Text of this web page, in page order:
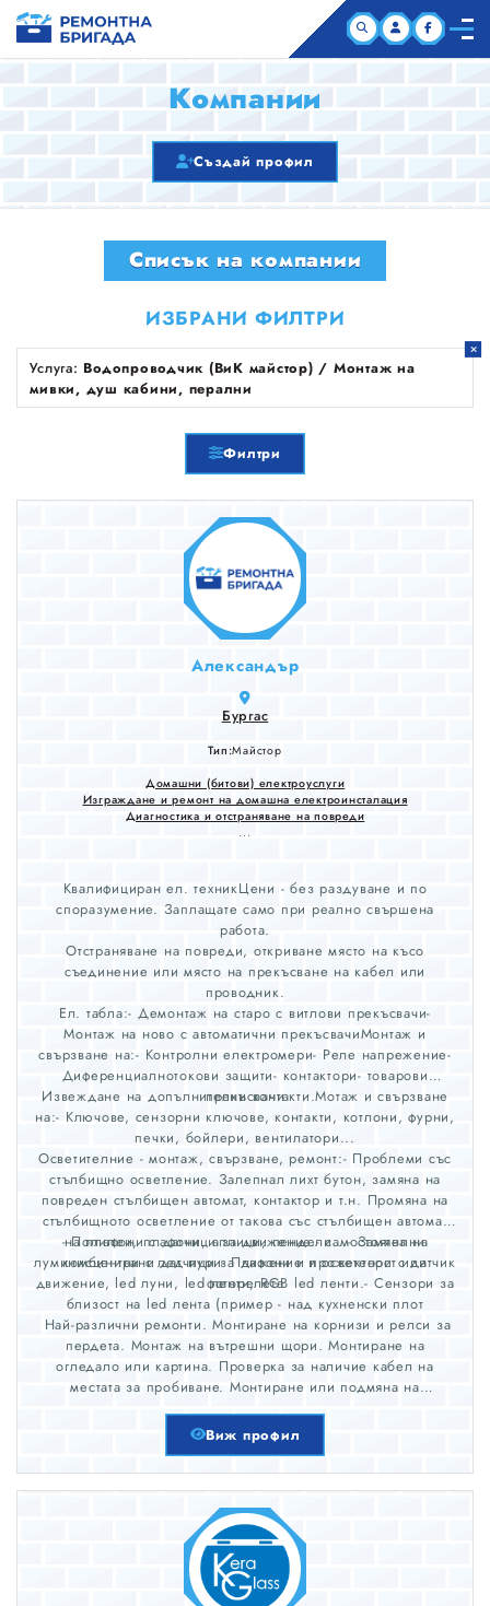
КОМПАНИИ
ЗА НАС
Компании
Създай профил
Списък на компании
ИЗБРАНИ ФИЛТРИ
Услуга: Водопроводчик (ВиК майстор) / Монтаж на
мивки, душ кабини, перални
Филтри
Александър
Бургас
Тип:Майстор
Домашни (битови) електроуслуги
Изграждане и ремонт на домашна електроинсталация
Диагностика и отстраняване на повреди
...
Квалифициран ел. техникЦени - без раздуване и по
споразумение. Заплащате само при реално свършена
работа.
Отстраняване на повреди, откриване място на късо
съединение или място на прекъсване на кабел или
проводник.
Ел. табла:- Демонтаж на старо с витлови прекъсвачи-
Монтаж на ново с автоматични прекъсвачиМонтаж и
свързване на:- Контролни електромери- Реле напрежение-
Диференциалнотокови защити- контактори- товарови
прекъсвачи
Извеждане на допълнителни контакти.Мотаж и свързване
на:- Ключове, сензорни ключове, контакти, котлони, фурни,
печки, бойлери, вентилатори...
Осветителние - монтаж, свързване, ремонт:- Проблеми със
стълбищно осветление. Залепнал лихт бутон, замяна на
повреден стълбищен автомат, контактор и т.н. Промяна на
стълбищното осветление от такова със стълбищен автомат
на плафони с датчици за движение.- самостоятелни
комбинирани датчици за дижение и осветеност или
фоторелета
- Полилеи, плафони, аплици, пендели...- Замяна на
луминисцентни с лед пури- Плафони и прожектори с датчик
движение, led луни, led ленти, RGB led ленти.- Сензори за
близост на led лента (пример - над кухненски плот
Най-различни ремонти. Монтиране на корнизи и релси за
пердета. Монтаж на вътрешни щори. Монтиране на
огледало или картина. Проверка за наличие кабел на
местата за пробиване. Монтиране или подмяна на
Свързване на пералня. Монтиране на простор за прането
на терасата. Сглобяване столове, маси, легла, шкафчета и
други мебели. Монтиране на стойка за телевизора.
Монтиране на закачалка на стената. Смяна на бравата и
патронника на вратата. Монтиране и демонтиране
натоалетна чиния, монтиране на казанче, подмяна на
механизма на тоалетно казанче. Подмяна и монтиране на
контакти, ключове, плафони, полилеи.Цени нормални и по
споразумение
Виж профил